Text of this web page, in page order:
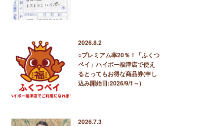
2026.8.2
○プレミアム率20％！「ふくつ
ペイ」ハイポー福津店で使え
るとってもお得な商品券(申し
込み開始日:2026/9/1～)
2026.7.3